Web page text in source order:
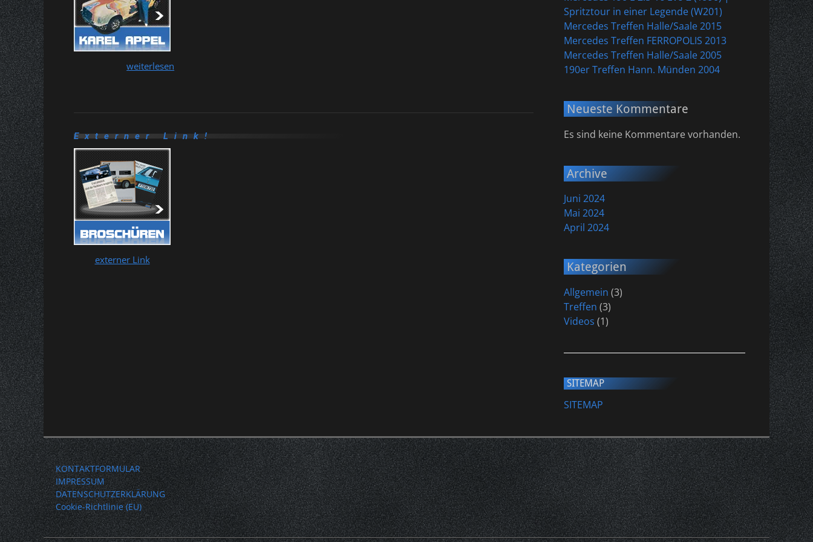
weiterlesen
Externer Link!
externer Link
Spritztour in einer Legende (W201)
Mercedes Treffen Halle/Saale 2015
Mercedes Treffen FERROPOLIS 2013
Mercedes Treffen Halle/Saale 2005
190er Treffen Hann. Münden 2004
Neueste Kommentare
Es sind keine Kommentare vorhanden.
Archive
Juni 2024
Mai 2024
April 2024
Kategorien
Allgemein (3)
Treffen (3)
Videos (1)
SITEMAP
SITEMAP
KONTAKTFORMULAR
IMPRESSUM
DATENSCHUTZERKLÄRUNG
Cookie-Richtlinie (EU)